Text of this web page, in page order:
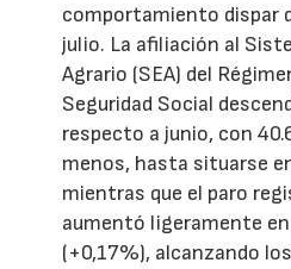
comportamiento dispar
julio. La afiliación al
Agrario (SEA) del
Seguridad Social
respecto a junio, con
menos, hasta situarse
mientras que el paro
aumentó ligeramente
(+0,17%), alcanzando